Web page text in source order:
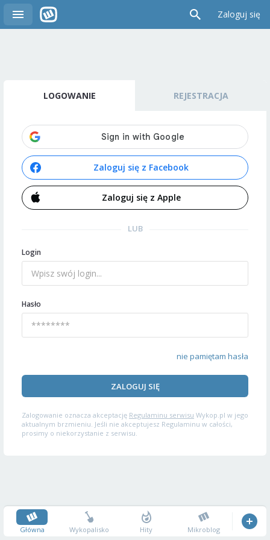
Zaloguj się
LOGOWANIE REJESTRACJA
Zaloguj się z Facebook
Zaloguj się z Apple
LUB
Login
Hasło
nie pamiętam hasła
ZALOGUJ SIĘ
Zalogowanie oznacza akceptację Regulaminu serwisu Wykop.pl w jego
aktualnym brzmieniu. Jeśli nie akceptujesz Regulaminu w całości,
prosimy o niekorzystanie z serwisu.
Główna Wykopalisko Hity Mikroblog